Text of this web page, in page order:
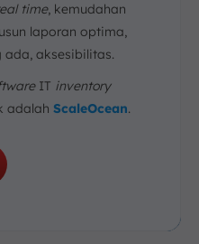
time, kemudahan
laporan optima,
ada, aksesibilitas.
IT inventory
adalah ScaleOcean.